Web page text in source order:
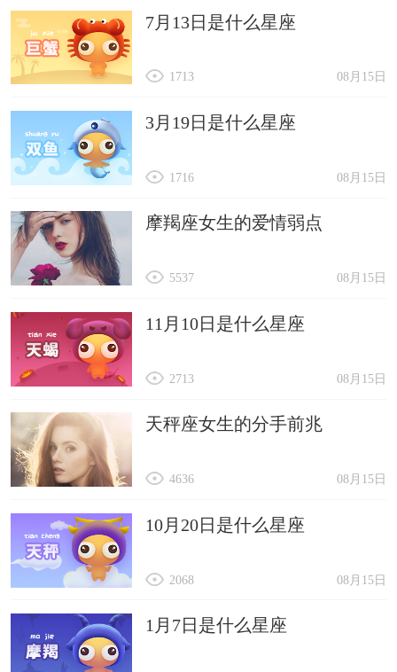
7月13日是什么星座
08月15日
1713
3月19日是什么星座
08月15日
1716
摩羯座女生的爱情弱点
08月15日
5537
11月10日是什么星座
08月15日
2713
天秤座女生的分手前兆
08月15日
4636
10月20日是什么星座
08月15日
2068
1月7日是什么星座